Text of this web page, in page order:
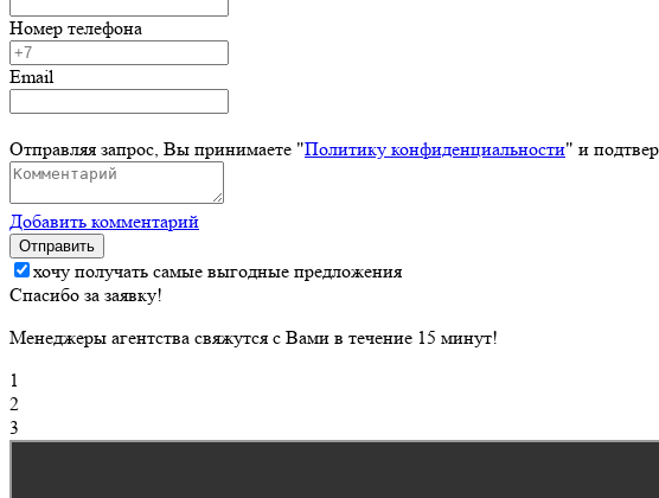
Номер телефона
Email
Отправляя запрос, Вы принимаете "Политику конфиденциальности" и
Добавить комментарий
Отправить
хочу получать самые выгодные предложения
Спасибо за заявку!
Менеджеры агентства свяжутся с Вами в течение 15 минут!
1
2
3